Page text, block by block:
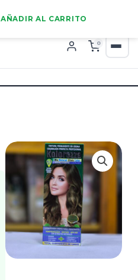
0
AÑADIR AL CARRITO